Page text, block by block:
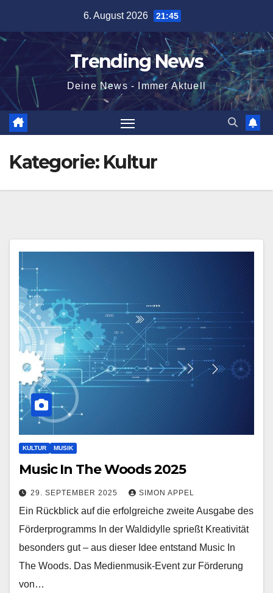
content
6. August 2026 21:45
Trending News
Deine News - Immer Aktuell
Kategorie: Kultur
KULTUR MUSIK
Music In The Woods 2025
29. SEPTEMBER 2025 SIMON APPEL
Ein Rückblick auf die erfolgreiche zweite Ausgabe des
Förderprogramms In der Waldidylle sprießt Kreativität
besonders gut – aus dieser Idee entstand Music In
The Woods. Das Medienmusik-Event zur Förderung
von…